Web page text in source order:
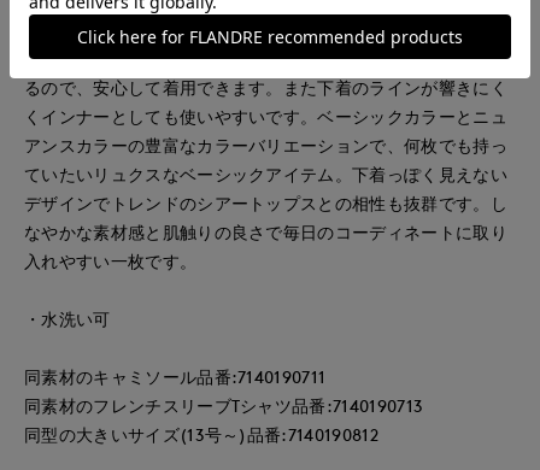
が出にくく、お腹まわりをしっかり体型カバーしてくれます。
華奢な肩ひものタンクトップながら下着の肩ひもは隠してくれ
るので、安心して着用できます。また下着のラインが響きにく
くインナーとしても使いやすいです。ベーシックカラーとニュ
アンスカラーの豊富なカラーバリエーションで、何枚でも持っ
ていたいリュクスなベーシックアイテム。下着っぽく見えない
デザインでトレンドのシアートップスとの相性も抜群です。し
なやかな素材感と肌触りの良さで毎日のコーディネートに取り
入れやすい一枚です。
・水洗い可
同素材のキャミソール品番:7140190711
同素材のフレンチスリーブTシャツ品番:7140190713
同型の大きいサイズ(13号～)品番:7140190812